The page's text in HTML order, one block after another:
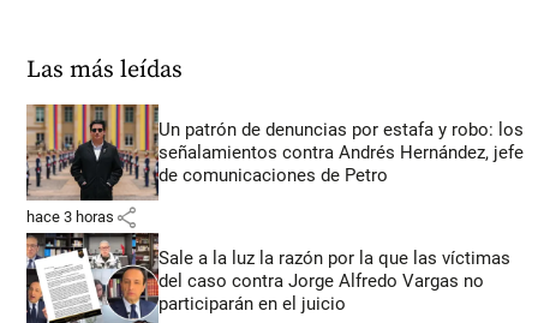
Las más leídas
Un patrón de denuncias por estafa y robo: los
señalamientos contra Andrés Hernández, jefe
de comunicaciones de Petro
hace 3 horas share
Sale a la luz la razón por la que las víctimas
del caso contra Jorge Alfredo Vargas no
participarán en el juicio